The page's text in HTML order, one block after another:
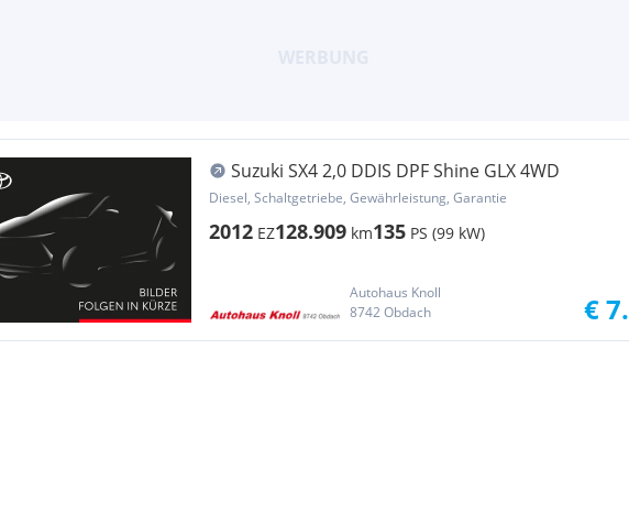
Suzuki SX4 2,0 DDIS DPF Shine GLX 4WD
Diesel, Schaltgetriebe, Gewährleistung, Garantie
2012 EZ128.909 km135 PS (99 kW)
Autohaus Knoll
8742 Obdach
€